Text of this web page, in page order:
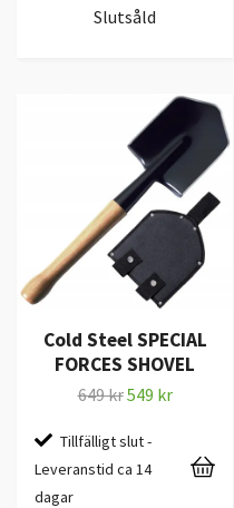
Slutsåld
Cold Steel SPECIAL
FORCES SHOVEL
649 kr549 kr
Tillfälligt slut -
Leveranstid ca 14
dagar